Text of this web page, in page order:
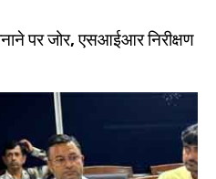
पर जोर, एसआईआर निरीक्षण